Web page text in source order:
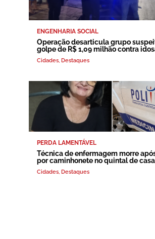
ENGENHARIA SOCIAL
Operação desarticula grupo
golpe de R$ 1,09 milhão contra
Cidades, Destaques
PERDA LAMENTÁVEL
Técnica de enfermagem morre
por caminhonete no quintal de casa
Cidades, Destaques